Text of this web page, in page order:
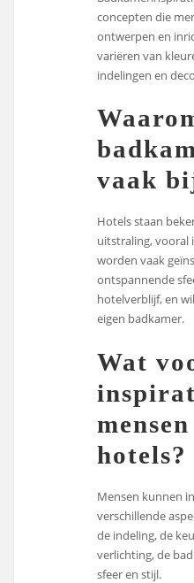
concepten die
ontwerpen en
variëren van
indelingen en
vaak
Hotels staan
uitstraling, vooral
worden vaak
ontspannende
hotelverblijf, en
eigen badkamer.
Wat
hotels?
Mensen kunnen
verschillende
de indeling, de
verlichting, de
sfeer en stijl.